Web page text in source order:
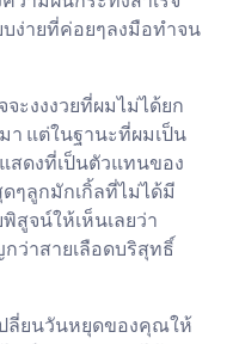
ง่ายที่ค่อยๆลงมือทำจน
จะงงงวยที่ผมไม่ได้ยก
า แต่ในฐานะที่ผมเป็น
สดงที่เป็นตัวแทนของ
ๆลูกมักเกิ้ลที่ไม่ได้มี
สูจน์ให้เห็นเลยว่า
ว่าสายเลือดบริสุทธิ์
ลี่ยนวันหยุดของคุณให้